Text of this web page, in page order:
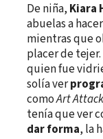
De niña, Kiara
abuelas a
mientras que
placer de
quien fue
solía ver
comoArt
tenía que ver
dar forma, la